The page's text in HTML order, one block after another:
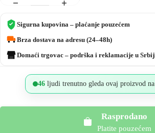
Sigurna kupovina – plaćanje pouzećem
Brza dostava na adresu (24–48h)
Domaći trgovac – podrška i reklamacije u
46 ljudi trenutno gleda ovaj proizvod
Rasprodano
Platite pouzećem